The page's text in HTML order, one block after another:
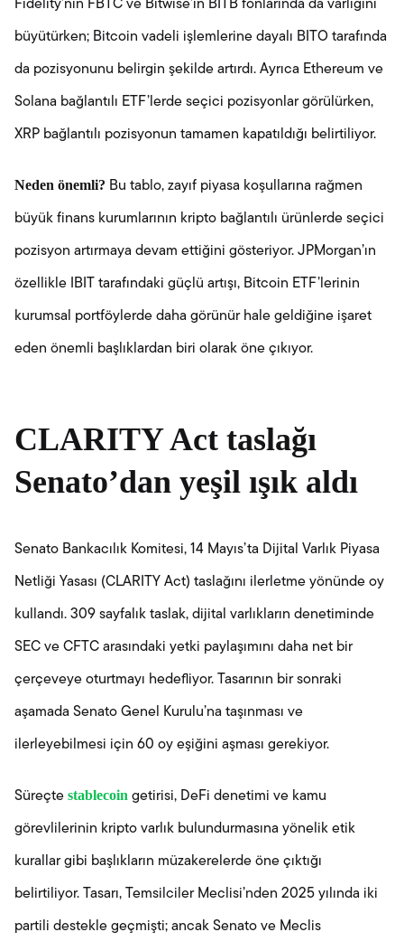
Fidelity’nin FBTC ve Bitwise’ın BITB fonlarında da varlığını
büyütürken; Bitcoin vadeli işlemlerine dayalı BITO tarafında
da pozisyonunu belirgin şekilde artırdı. Ayrıca Ethereum ve
Solana bağlantılı ETF’lerde seçici pozisyonlar görülürken,
XRP bağlantılı pozisyonun tamamen kapatıldığı belirtiliyor.
Neden önemli? Bu tablo, zayıf piyasa koşullarına rağmen
büyük finans kurumlarının kripto bağlantılı ürünlerde seçici
pozisyon artırmaya devam ettiğini gösteriyor. JPMorgan’ın
özellikle IBIT tarafındaki güçlü artışı, Bitcoin ETF’lerinin
kurumsal portföylerde daha görünür hale geldiğine işaret
eden önemli başlıklardan biri olarak öne çıkıyor.
CLARITY Act taslağı
Senato’dan yeşil ışık aldı
Senato Bankacılık Komitesi, 14 Mayıs’ta Dijital Varlık Piyasa
Netliği Yasası (CLARITY Act) taslağını ilerletme yönünde oy
kullandı. 309 sayfalık taslak, dijital varlıkların denetiminde
SEC ve CFTC arasındaki yetki paylaşımını daha net bir
çerçeveye oturtmayı hedefliyor. Tasarının bir sonraki
aşamada Senato Genel Kurulu’na taşınması ve
ilerleyebilmesi için 60 oy eşiğini aşması gerekiyor.
Süreçte stablecoin getirisi, DeFi denetimi ve kamu
görevlilerinin kripto varlık bulundurmasına yönelik etik
kurallar gibi başlıkların müzakerelerde öne çıktığı
belirtiliyor. Tasarı, Temsilciler Meclisi’nden 2025 yılında iki
partili destekle geçmişti; ancak Senato ve Meclis